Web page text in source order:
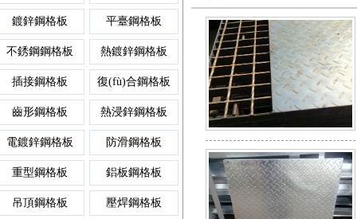
鋼格板安裝夾
異形鋼格板
噴漆鋼格板
復(fù)合
齒形格
格柵板
不銹鋼格柵板
鋼格柵板平臺
防滑鋼格柵板
樹池溝蓋板
雨水篦子
樓梯踏步板
踏板網(wǎng)
球接
鍍鋅鋼格板 平臺鋼格板
不銹鋼鋼格板 熱鍍鋅鋼格板
插接鋼格板 復(fù)合鋼格板
齒形鋼格板 熱浸鋅鋼格板
電鍍鋅鋼格板 防滑鋼格板
重型鋼格板 鋁板鋼格板
吊頂鋼格板 壓焊鋼格板